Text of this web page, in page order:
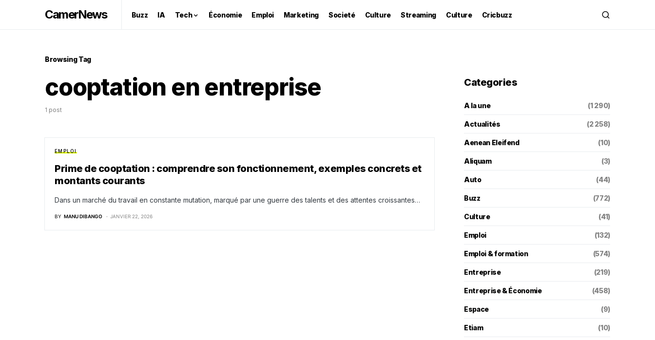
CamerNews Buzz IA Tech Économie Emploi Marketing Societé Culture Streaming Culture Cricbuzz
Browsing Tag
cooptation en entreprise
1 post
EMPLOI
Prime de cooptation : comprendre son fonctionnement, exemples concrets et
montants courants
Dans un marché du travail en constante mutation, marqué par une guerre des talents et des attentes croissantes…
BY MANU DIBANGO JANVIER 22, 2026
Categories
A la une (1 290)
Actualités (2 258)
Aenean Eleifend (10)
Aliquam (3)
Auto (44)
Buzz (772)
Culture (41)
Emploi (132)
Emploi & formation (574)
Entreprise (219)
Entreprise & Économie (458)
Espace (9)
Etiam (10)